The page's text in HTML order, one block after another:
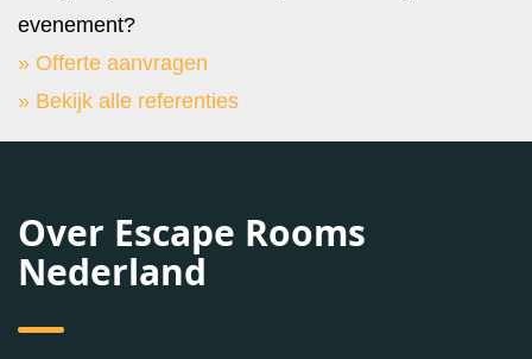
evenement?
» Offerte aanvragen
» Bekijk alle referenties
Over Escape Rooms
Nederland